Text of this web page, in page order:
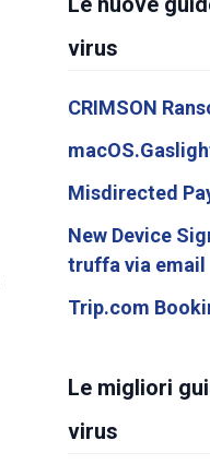
virus
CRIMSON
Misdirected
New Device
truffa via email
Trip.com
Le migliori
virus